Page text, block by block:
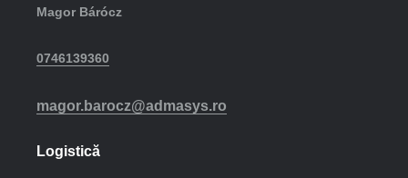
Magor Bárócz
0746139360
magor.barocz@admasys.ro
Logistică